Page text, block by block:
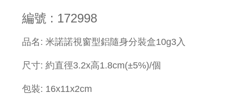
編號 : 172998
品名: 米諾諾視窗型鋁隨身分裝盒10g3入
尺寸: 約直徑3.2x高1.8cm(±5%)/個
包裝: 16x11x2cm